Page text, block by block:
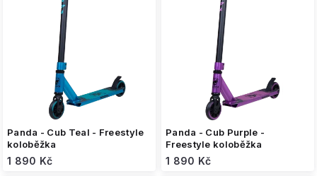
Panda - Cub Teal - Freestyle
koloběžka
1 890 Kč
Panda - Cub Purple -
Freestyle koloběžka
1 890 Kč